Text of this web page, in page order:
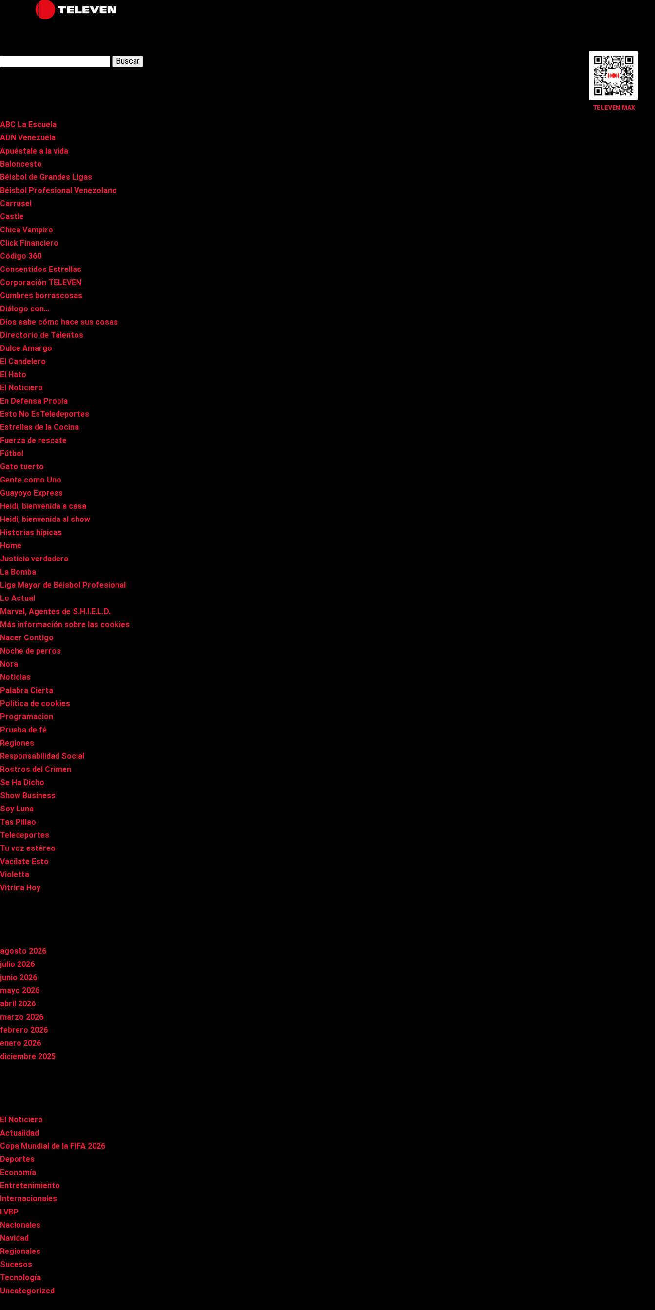
TELEVEN MAX
Latest Posts
ABC La Escuela
ADN Venezuela
Apuéstale a la vida
Baloncesto
Béisbol de Grandes Ligas
Béisbol Profesional Venezolano
Carrusel
Castle
Chica Vampiro
Click Financiero
Código 360
Consentidos Estrellas
Corporación TELEVEN
Cumbres borrascosas
Diálogo con…
Dios sabe cómo hace sus cosas
Directorio de Talentos
Dulce Amargo
El Candelero
El Hato
El Noticiero
En Defensa Propia
Esto No EsTeledeportes
Estrellas de la Cocina
Fuerza de rescate
Fútbol
Gato tuerto
Gente como Uno
Guayoyo Express
Heidi, bienvenida a casa
Heidi, bienvenida al show
Historias hípicas
Home
Justicia verdadera
La Bomba
Liga Mayor de Béisbol Profesional
Lo Actual
Marvel, Agentes de S.H.I.E.L.D.
Más información sobre las cookies
Nacer Contigo
Noche de perros
Nora
Noticias
Palabra Cierta
Política de cookies
Programacion
Prueba de fé
Regiones
Responsabilidad Social
Rostros del Crimen
Se Ha Dicho
Show Business
Soy Luna
Tas Pillao
Teledeportes
Tu voz estéreo
Vacílate Esto
Violetta
Vitrina Hoy
agosto 2026
julio 2026
junio 2026
mayo 2026
abril 2026
marzo 2026
febrero 2026
enero 2026
diciembre 2025
El Noticiero
Actualidad
Copa Mundial de la FIFA 2026
Deportes
Economía
Entretenimiento
Internacionales
LVBP
Nacionales
Navidad
Regionales
Sucesos
Tecnología
Uncategorized